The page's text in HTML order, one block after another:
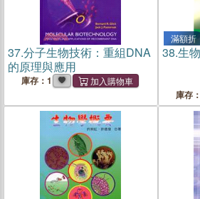
37.分子生物技術：重組DNA
的原理與應用
庫存：1
滿額折
38.生
庫存